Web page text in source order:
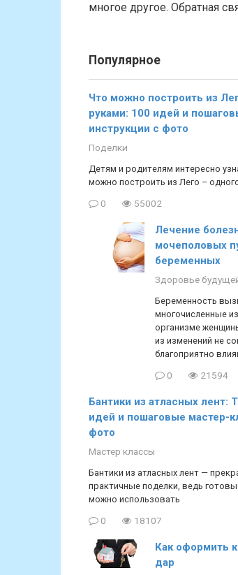
многое другое. Обратная
Популярное
Что можно построить из
руками: 100 идей и
инструкции с фото
Поделки
Детям и родителям интересно
можно построить из Лего –
0 55002
Лечение
мочеполовых
беременных
Здоровье
Беременность
многочисленные
организме
из изменений не
благоприятно
0 21594
Бантики из атласных лент:
идей и пошаговые мастер-
фото
Мастер классы
Бантики из атласных лент —
практичные поделки, ведь
можно использовать
0 18107
Как оформить
дар